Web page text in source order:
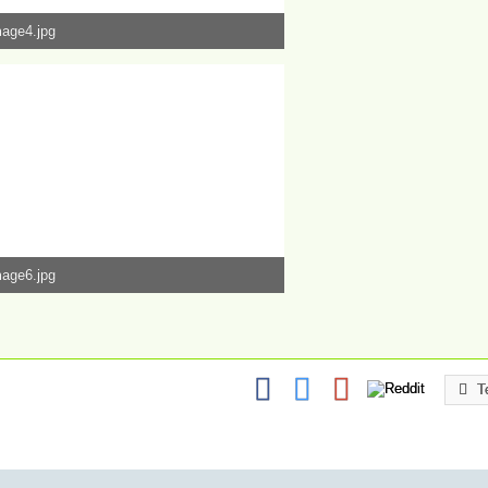
kB, 4.000×2.667, 73.896 mal angesehen
kB, 2.667×4.000, 74.145 mal angesehen